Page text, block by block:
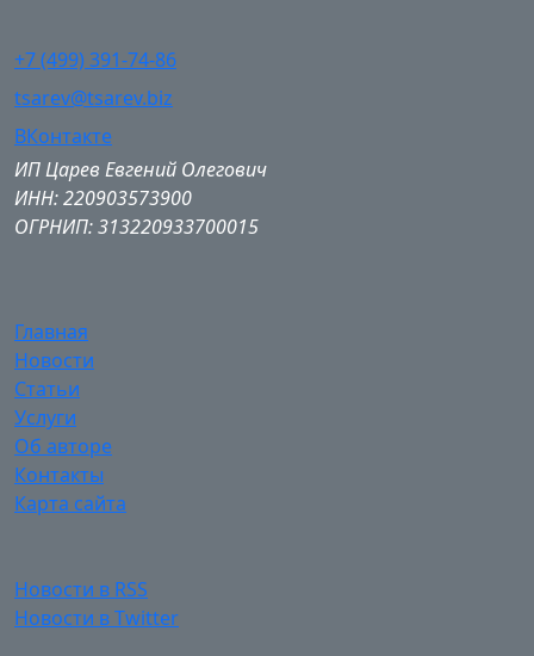
+7 (499) 391-74-86
tsarev@tsarev.biz
ВКонтакте
ИП Царев Евгений Олегович
ИНН: 220903573900
ОГРНИП: 313220933700015
Главная
Новости
Статьи
Услуги
Об авторе
Контакты
Карта сайта
Новости в RSS
Новости в Twitter